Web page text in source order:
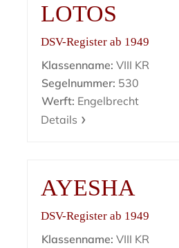
LOTOS
DSV-Register ab 1949
Klassenname: VIII KR
Segelnummer: 530
Werft: Engelbrecht
Details
AYESHA
DSV-Register ab 1949
Klassenname: VIII KR